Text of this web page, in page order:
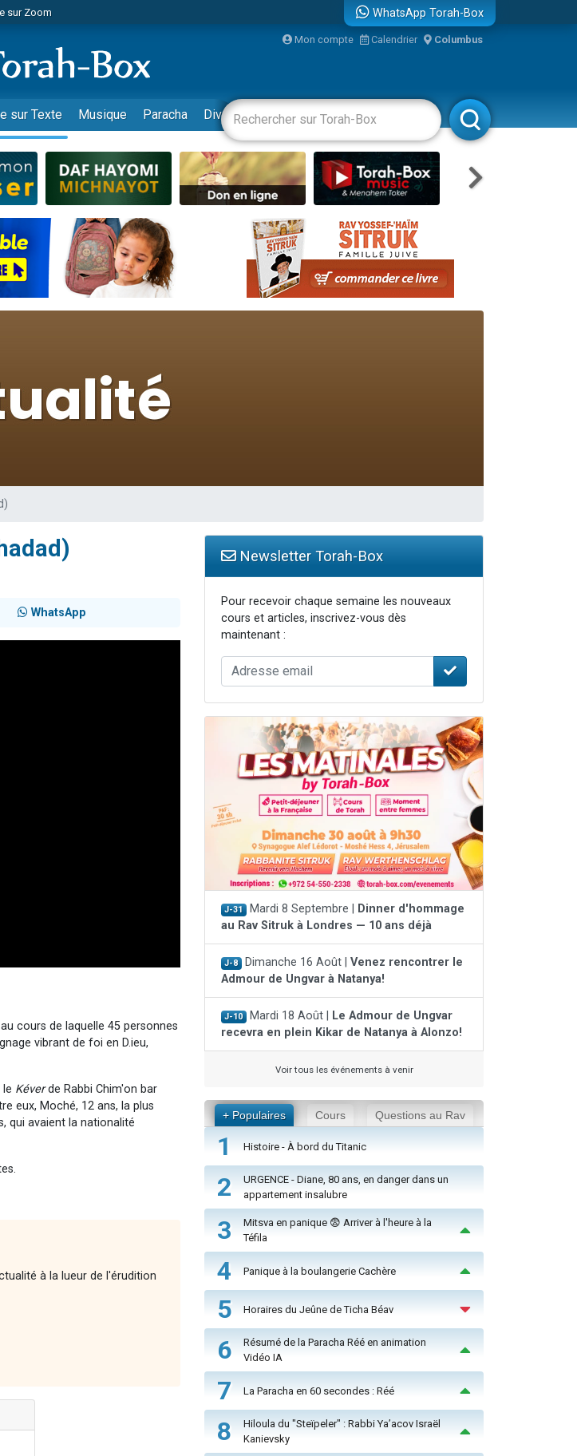
sur Zoom
WhatsApp
Reloger Rivka, 6 enfants, victime de violences...
1 Journée de Vacances Pour les Enfants
sur Zoom
Sauvez la jambe de Yohan
sur Zoom
WhatsApp Torah-Box
Mon compte Calendrier Columbus
sur Texte Musique Paracha Divertissements Livres Rabbanim
WhatsApp
cours de laquelle 45 personnes
vibrant de foi en D.ieu,
Kéverde Rabbi Chim'on bar
eux, Moché, 12 ans, la plus
qui avaient la nationalité
à la lueur de l'érudition
Newsletter Torah-Box
Pour recevoir chaque semaine les nouveaux
cours et articles, inscrivez-vous dès
maintenant :
J-31 Mardi 8 Septembre |
Dinner d'hommage
au Rav Sitruk à Londres — 10 ans déjà
J-8 Dimanche 16 Août | Venez rencontrer le
Admour de Ungvar à Natanya!
J-10 Mardi 18 Août |
Le Admour de Ungvar
recevra en plein Kikar de Natanya à Alonzo!
Voir tous les événements à venir
+ Populaires Cours Questions au Rav
1 Histoire - À bord du Titanic
2
URGENCE - Diane, 80 ans, en danger dans un
appartement insalubre
3
Mitsva en panique 😨 Arriver à l'heure à la
Téfila
4 Panique à la boulangerie Cachère
5 Horaires du Jeûne de Ticha Béav
6
Résumé de la Paracha Réé en animation
Vidéo IA
7 La Paracha en 60 secondes : Réé
8
Hiloula du "Steïpeler" : Rabbi Ya’acov Israël
Kanievsky